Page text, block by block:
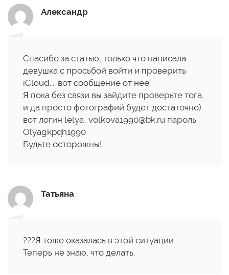
Александр
Спасибо за статью, только что написала
девушка с просьбой войти и проверить
iCloud.... вот сообщение от неё:
Я пока без связи вы зайдите проверьте тога,
и да просто фотографий будет достаточно)
вот логин lelya_volkova1990@bk.ru пароль
Olyagkpqh1990
Будьте осторожны!
Татьяна
???Я тоже оказалась в этой ситуации.
Теперь не знаю, что делать.